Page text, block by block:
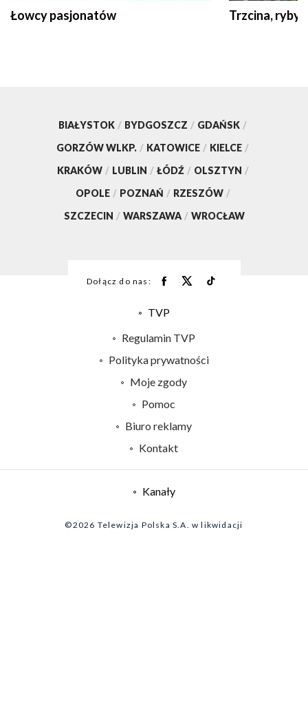
Łowcy pasjonatów Trzcina, ryby
BIAŁYSTOK / BYDGOSZCZ / GDAŃSK /
GORZÓW WLKP. / KATOWICE / KIELCE /
KRAKÓW / LUBLIN / ŁÓDŹ / OLSZTYN /
OPOLE / POZNAŃ / RZESZÓW /
SZCZECIN / WARSZAWA / WROCŁAW
Dołącz do nas:
TVP
Centrum informacji TVP
Naziemna Telewizja Cyfrowa
Biuro Reklamy
Regulamin TVP
Polityka prywatności
Moje zgody
Pomoc
Biuro reklamy
Kontakt
Kanały
©2026 Telewizja Polska S.A. w likwidacji